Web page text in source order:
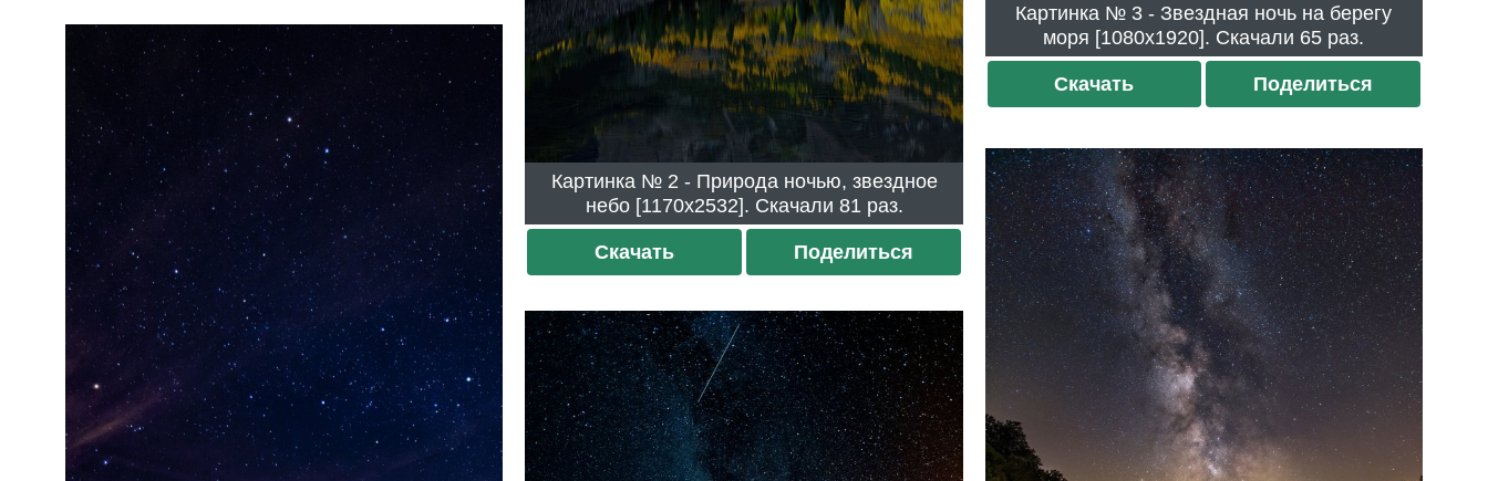
Картинка № 2 - Природа ночью, звездное
небо [1170x2532]. Скачали 81 раз.
Скачать Поделиться
Картинка № 3 - Звездная ночь на берегу
моря [1080x1920]. Скачали 65 раз.
Скачать Поделиться